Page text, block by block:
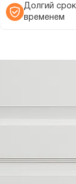
Долгий
временем